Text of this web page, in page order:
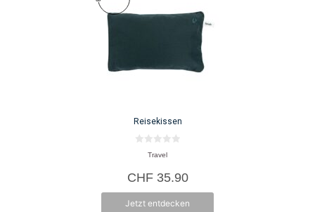
Reisekissen
n
5
Travel
CHF35.90
Jetzt entdecken